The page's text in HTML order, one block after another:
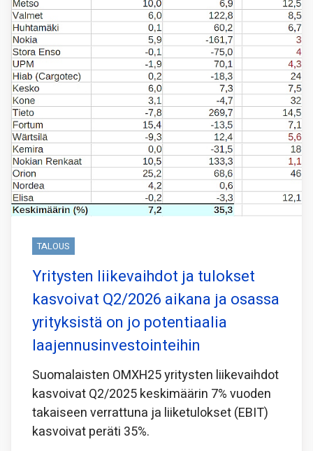
TALOUS
Yritysten liikevaihdot ja tulokset
kasvoivat Q2/2026 aikana ja osassa
yrityksistä on jo potentiaalia
laajennusinvestointeihin
Suomalaisten OMXH25 yritysten liikevaihdot
kasvoivat Q2/2025 keskimäärin 7% vuoden
takaiseen verrattuna ja liiketulokset (EBIT)
kasvoivat peräti 35%.